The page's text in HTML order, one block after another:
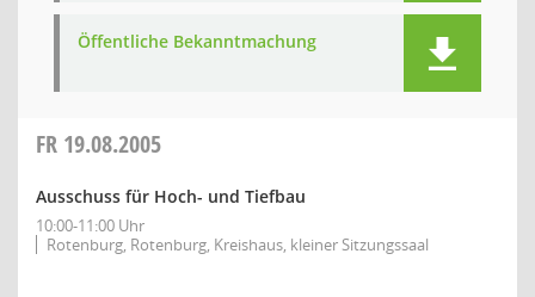
Öffentliche Bekanntmachung
FR 19.08.2005
Ausschuss für Hoch- und Tiefbau
10:00-11:00 Uhr
Rotenburg, Rotenburg, Kreishaus, kleiner Sitzungssaal